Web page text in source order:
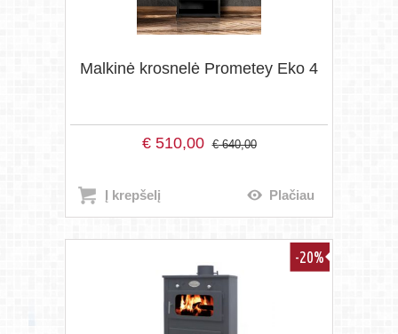
Malkinė krosnelė Prometey Eko 4
€510,00 €640,00
Į krepšelį Plačiau
-20%